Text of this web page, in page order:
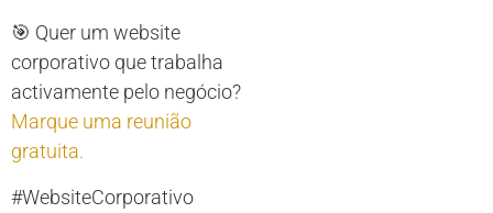
🎯 Quer um website
corporativo que trabalha
activamente pelo negócio?
Marque uma reunião
gratuita.
#WebsiteCorporativo